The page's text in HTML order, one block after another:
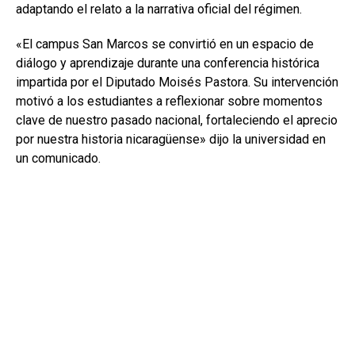
adaptando el relato a la narrativa oficial del régimen.
«El campus San Marcos se convirtió en un espacio de
diálogo y aprendizaje durante una conferencia histórica
impartida por el Diputado Moisés Pastora. Su intervención
motivó a los estudiantes a reflexionar sobre momentos
clave de nuestro pasado nacional, fortaleciendo el aprecio
por nuestra historia nicaragüense» dijo la universidad en
un comunicado.